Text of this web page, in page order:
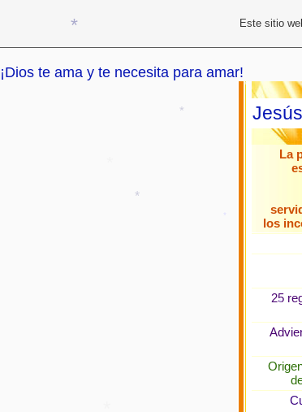
¡Dios te ama y te necesita para amar!
La
los
25
Este sitio